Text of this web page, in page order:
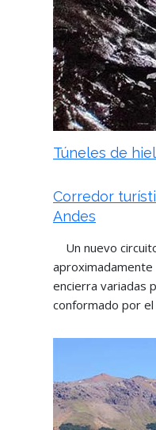
Túneles de
Corredor
Andes
Un nuevo
encierra variadas
conformado por el